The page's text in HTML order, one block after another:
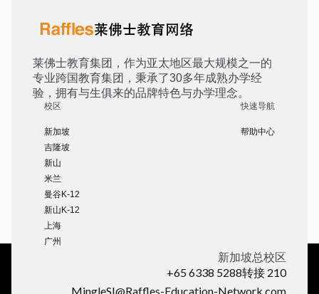
莱佛士教育集团，作为亚太地区最大规模之一的
专业跨国教育集团，秉承了30多年成熟办学经
验，拥有与生俱来的品牌特色与办学理念。
校区
新加坡
吉隆坡
新山
米兰
曼谷K-12
新山K-12
上海
广州
快速导航
帮助中心
新加坡总校区
+65 6338 5288转接 210
MingleSI@Raffles-Education-Network.com